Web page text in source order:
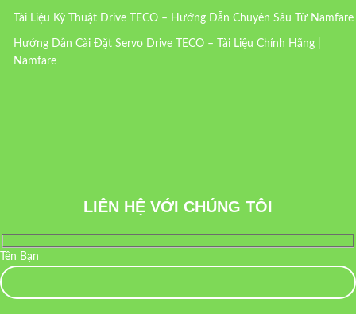
Tài Liệu Kỹ Thuật Drive TECO – Hướng Dẫn Chuyên Sâu Từ Namfare
Hướng Dẫn Cài Đặt Servo Drive TECO – Tài Liệu Chính Hãng |
Namfare
LIÊN HỆ VỚI CHÚNG TÔI
Tên Bạn